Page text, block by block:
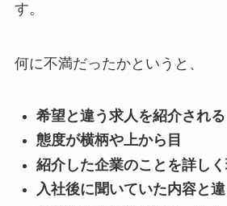
す。
何に不満だったかというと、
希望と違う求人を紹介される
態度が横柄や上から目
紹介した企業のことを詳し
入社後に聞いていた内容と